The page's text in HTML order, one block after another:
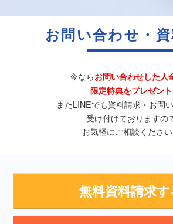
お問い合わせ・
今ならお問い合わせした人
限定特典をプレゼント
またLINEでも資料請求・お問
受け付けておりますの
お気軽にご相談ください
無料資料請求す